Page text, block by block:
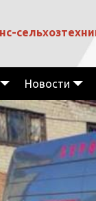
Новости